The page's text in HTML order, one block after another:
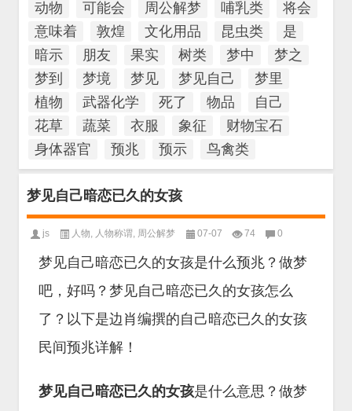
动物
可能会 周公解梦 哺乳类
将会
意味着
敦煌 文化用品 昆虫类
是
暗示
朋友 果实 树类 梦中
梦之
梦到
梦境 梦见 梦见自己
梦里
植物
武器化学 死了 物品
自己
花草
蔬菜 衣服 象征
财物宝石
身体器官
预兆 预示 鸟禽类
梦见自己暗恋已久的女孩
js 人物, 人物称谓, 周公解梦 07-07 74 0
梦见自己暗恋已久的女孩是什么预兆？做梦
吧，好吗？梦见自己暗恋已久的女孩怎么
了？以下是边肖编撰的自己暗恋已久的女孩
民间预兆详解！
梦见自己暗恋已久的女孩是什么意思？做梦